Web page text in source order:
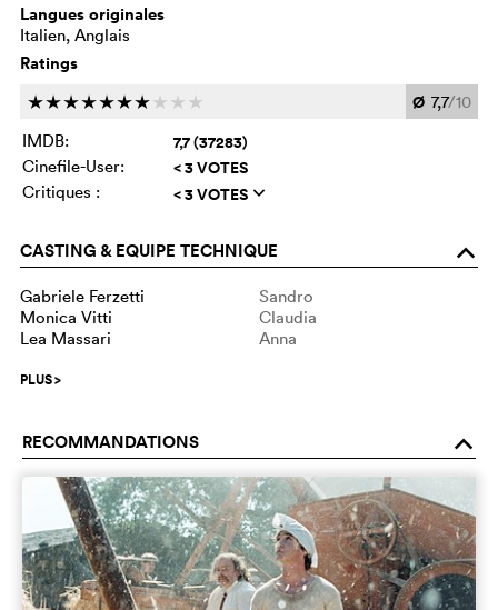
Langues originales
Italien, Anglais
Ratings
ccccccc c c c Ø 7,7/10
IMDB:
7,7 (37283)
Cinefile-User: < 3 VOTES
Critiques : < 3 VOTES q
CASTING & EQUIPE TECHNIQUE o
Gabriele Ferzetti
Sandro
Monica Vitti
Claudia
Lea Massari
Anna
PLUS>
RECOMMANDATIONS o